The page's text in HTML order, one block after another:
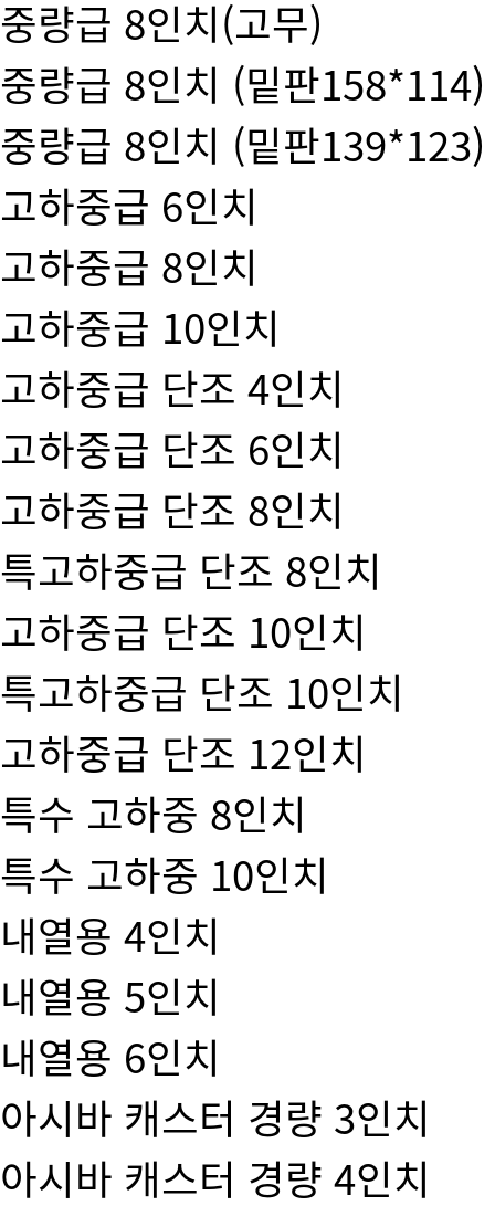
중량급 8인치(고무)
중량급 8인치 (밑판158*114)
중량급 8인치 (밑판139*123)
고하중급 6인치
고하중급 8인치
고하중급 10인치
고하중급 단조 4인치
고하중급 단조 6인치
고하중급 단조 8인치
특고하중급 단조 8인치
고하중급 단조 10인치
특고하중급 단조 10인치
고하중급 단조 12인치
특수 고하중 8인치
특수 고하중 10인치
내열용 4인치
내열용 5인치
내열용 6인치
아시바 캐스터 경량 3인치
아시바 캐스터 경량 4인치